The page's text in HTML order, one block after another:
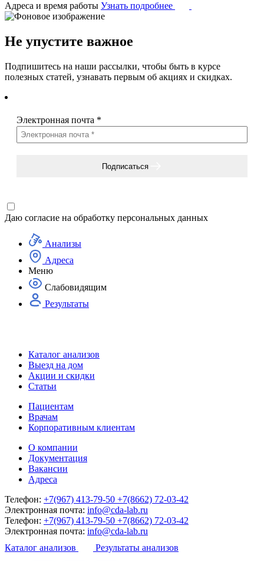
Адреса и время работы Узнать подробнее
Не упустите важное
Подпишитесь на наши рассылки, чтобы быть в курсе
полезных статей, узнавать первым об акциях и скидках.
Электронная почта *
Подписаться
Даю согласие на обработку персональных данных
Анализы
Адреса
Меню
Слабовидящим
Результаты
Каталог анализов
Выезд на дом
Акции и скидки
Статьи
Пациентам
Врачам
Корпоративным клиентам
О компании
Документация
Вакансии
Адреса
Телефон: +7(967) 413-79-50 +7(8662) 72-03-42
Электронная почта: info@cda-lab.ru
Телефон: +7(967) 413-79-50 +7(8662) 72-03-42
Электронная почта: info@cda-lab.ru
Каталог анализов
Результаты анализов